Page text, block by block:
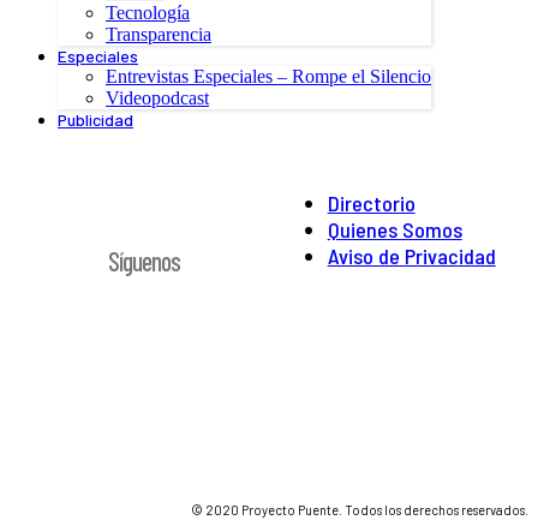
Tecnología
Transparencia
Especiales
Entrevistas Especiales – Rompe el Silencio
Videopodcast
Publicidad
Directorio
Quienes Somos
Aviso de Privacidad
Síguenos
© 2020 Proyecto Puente. Todos los derechos reservados.